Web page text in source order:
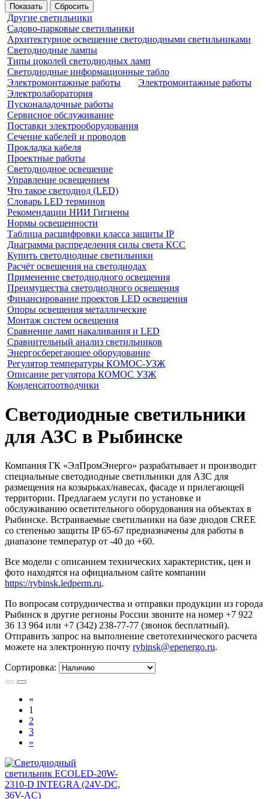
Показать Сбросить
Другие светильники
Садово-парковые светильники
Архитектурное освещение светодиодными светильниками
Светодиодные лампы
Типы цоколей светодиодных ламп
Светодиодные информационные табло
Электромонтажные работы
Электромонтажные работы
Электролаборатория
Пусконаладочные работы
Сервисное обслуживание
Поставки электрооборудования
Сечение кабелей и проводов
Прокладка кабеля
Проектные работы
Светодиодное освещение
Управление освещением
Что такое светодиод (LED)
Словарь LED терминов
Рекомендации НИИ Гигиены
Нормы освещенности
Таблица расшифровки класса защиты IP
Диаграмма распределения силы света КСС
Купить светодиодные светильники
Расчёт освещения на светодиодах
Применение светодиодного освещения
Преимущества светодиодного освещения
Финансирование проектов LED освещения
Опоры освещения металлические
Монтаж систем освещения
Сравнение ламп накаливания и LED
Сравнительный анализ светильников
Энергосберегающее оборудование
Регулятор температуры КОМОС-УЗЖ
Описание регулятора КОМОС УЗЖ
Конденсатоотводчики
Светодиодные светильники
для АЗС в Рыбинске
Компания ГК «ЭлПромЭнерго» разрабатывает и производит
специальные светодиодные светильники для АЗС для
размещения на козырьках/навесах, фасаде и прилегающей
территории. Предлагаем услуги по установке и
обслуживанию осветительного оборудования на объектах в
Рыбинске. Встраиваемые светильники на базе диодов CREE
со степенью защиты IP 65-67 предназначены для работы в
диапазоне температур от -40 до +60.
Все модели с описанием технических характеристик, цен и
фото находятся на официальном сайте компании
https://rybinsk.ledperm.ru.
По вопросам сотрудничества и отправки продукции из города
Рыбинск в другие регионы России звоните на номер +7 922
36 13 964 или +7 (342) 238-77-77 (звонок бесплатный).
Отправить запрос на выполнение светотехнического расчета
можете на электронную почту rybinsk@epenergo.ru.
Сортировка:
«
1
2
3
»